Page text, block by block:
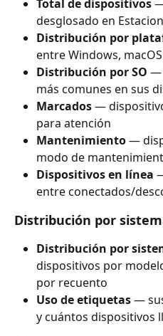
Total de dispositivos
desglosado en
Distribución por
entre Windows,
Distribución por SO —
más comunes en sus
Marcados —
para atención
Mantenimiento —
modo de
Dispositivos en línea
entre conectados/
Distribución por
Distribución por
dispositivos por
por recuento
Uso de etiquetas —
y cuántos dispositivos